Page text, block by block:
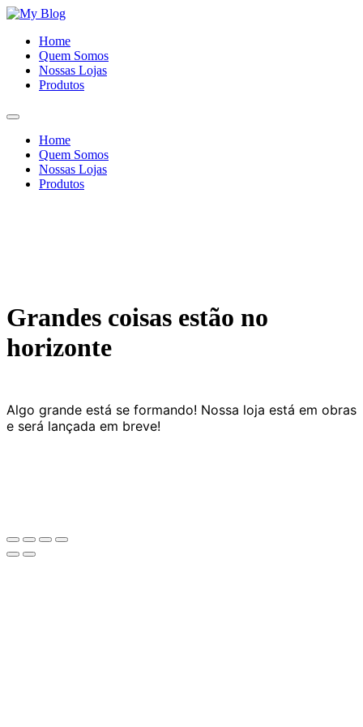
Ir
conteúdo
Home
Quem Somos
Nossas Lojas
Produtos
Home
Quem Somos
Nossas Lojas
Produtos
Grandes coisas estão no
horizonte
Algo grande está se formando! Nossa loja está em obras
e será lançada em breve!